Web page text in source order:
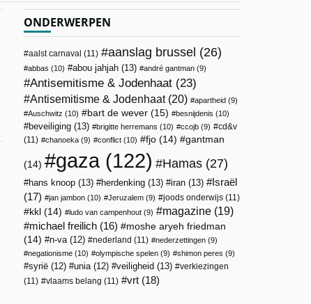
ONDERWERPEN
aalst carnaval (11) aanslag brussel (26)
abbas (10) abou jahjah (13) andré gantman (9)
Antisemitisme & Jodenhaat (23)
Antisemitisme & Jodenhaat(20) apartheid (9)
Auschwitz (10) bart de wever (15) besnijdenis (10)
beveiliging (13) brigitte herremans (10) ccojb (9)
cd&v
(11)
chanoeka (9) conflict (10) fjo (14) gantman
(14) gaza(122) Hamas (27)
hans knoop (13) herdenking (13) iran (13)
Israël
(17)
jan jambon (10) Jeruzalem (9) joods onderwijs (11)
kkl (14) ludo van campenhout (9) magazine (19)
michael freilich (16)
moshe aryeh friedman
(14)
n-va(12) nederland (11) nederzettingen (9)
negationisme (10) olympische spelen (9) shimon peres (9)
syrië (12) unia(12) veiligheid (13)
verkiezingen
(11)
vlaams belang (11) vrt (18)